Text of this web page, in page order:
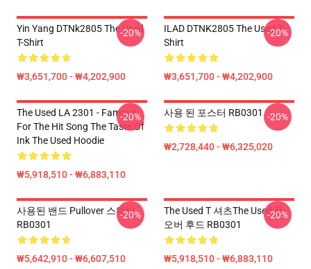
Yin Yang DTNk2805 The Used
T-Shirt
₩3,651,700 - ₩4,202,900
-20%
ILAD DTNK2805 The Used T-
Shirt
₩3,651,700 - ₩4,202,900
-20%
The Used LA 2301 - Famous
For The Hit Song The Taste Of
Ink The Used Hoodie
₩5,918,510 - ₩6,883,110
-20% 사용 된 포스터 RB0301
₩2,728,440 - ₩6,325,020
-20%
사용된 밴드 Pullover 스웨터
RB0301
₩5,642,910 - ₩6,607,510
-20%
The Used T 셔츠the Used 풀
오버 후드 RB0301
₩5,918,510 - ₩6,883,110
-20%